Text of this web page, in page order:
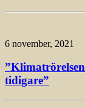
6 november, 2021
tidigare”